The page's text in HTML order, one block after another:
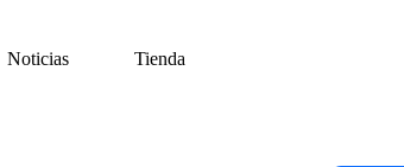
Noticias Tienda